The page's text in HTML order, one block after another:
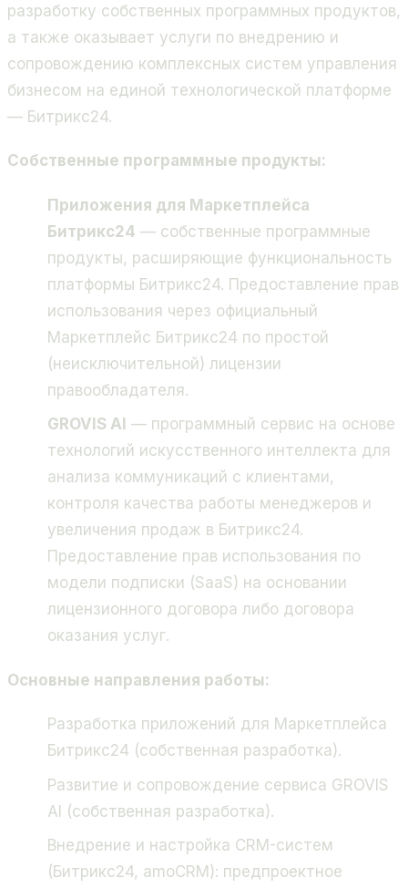
разработку собственных программных продуктов,
а также оказывает услуги по внедрению и
сопровождению комплексных систем управления
бизнесом на единой технологической платформе
— Битрикс24.
Собственные программные продукты:
Приложения для Маркетплейса
Битрикс24 — собственные программные
продукты, расширяющие функциональность
платформы Битрикс24. Предоставление прав
использования через официальный
Маркетплейс Битрикс24 по простой
(неисключительной) лицензии
правообладателя.
GROVIS AI — программный сервис на основе
технологий искусственного интеллекта для
анализа коммуникаций с клиентами,
контроля качества работы менеджеров и
увеличения продаж в Битрикс24.
Предоставление прав использования по
модели подписки (SaaS) на основании
лицензионного договора либо договора
оказания услуг.
Основные направления работы:
Разработка приложений для Маркетплейса
Битрикс24 (собственная разработка).
Развитие и сопровождение сервиса GROVIS
AI (собственная разработка).
Внедрение и настройка CRM-систем
(Битрикс24, amoCRM): предпроектное